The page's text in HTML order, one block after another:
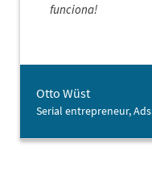
funciona!
Otto Wüst
Serial entrepreneur,